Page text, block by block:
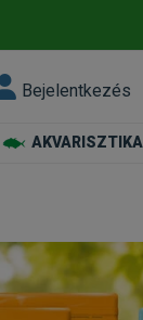
Bejelentkezés
AKVARISZTIKA